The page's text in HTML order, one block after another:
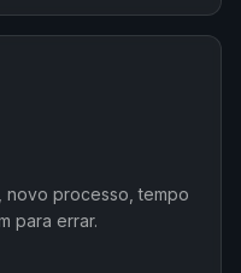
novo processo, tempo
para errar.